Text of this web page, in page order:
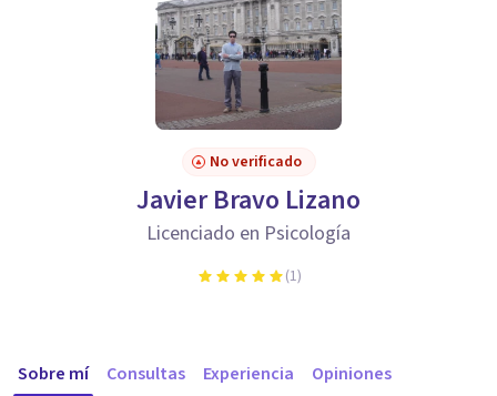
No verificado
Javier Bravo Lizano
Licenciado en Psicología
(1)
Sobre mí Consultas Experiencia Opiniones